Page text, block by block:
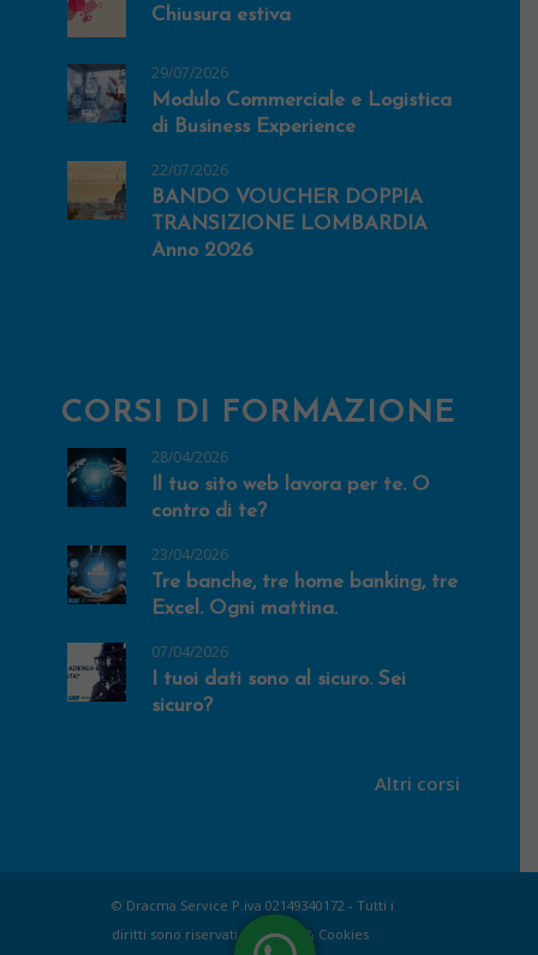
Chiusura estiva
29/07/2026
Modulo Commerciale e Logistica
di Business Experience
22/07/2026
BANDO VOUCHER DOPPIA
TRANSIZIONE LOMBARDIA
Anno 2026
CORSI DI FORMAZIONE
28/04/2026
Il tuo sito web lavora per te. O
contro di te?
23/04/2026
Tre banche, tre home banking, tre
Excel. Ogni mattina.
07/04/2026
I tuoi dati sono al sicuro. Sei
sicuro?
Altri corsi
© Dracma Service P.iva 02149340172 - Tutti i
diritti sono riservati |
Privacy & Cookies